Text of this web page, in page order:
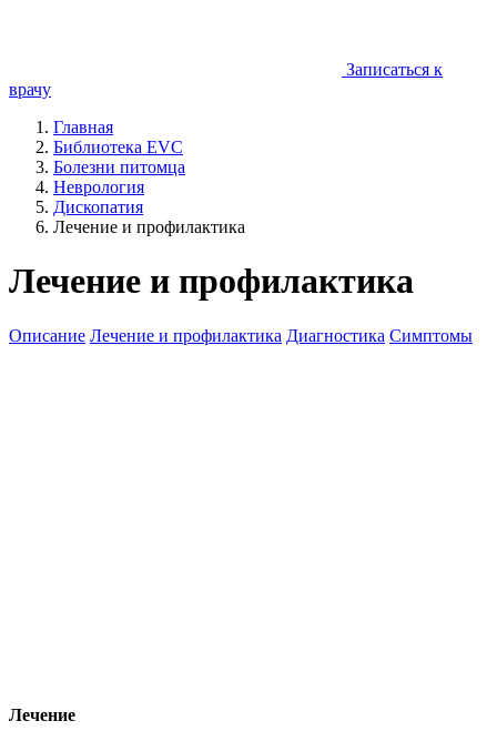
Записаться к
врачу
Главная
Библиотека EVC
Болезни питомца
Неврология
Дископатия
Лечение и профилактика
Лечение и профилактика
Описание Лечение и профилактика Диагностика Симптомы
Лечение